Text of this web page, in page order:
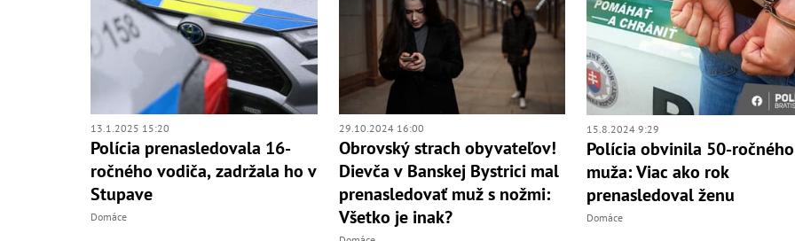
13.1.2025 15:20
Polícia prenasledovala 16-
ročného vodiča, zadržala ho v
Stupave
Domáce
29.10.2024 16:00
Obrovský strach obyvateľov!
Dievča v Banskej Bystrici mal
prenasledovať muž s nožmi:
Všetko je inak?
15.8.2024 9:29
Polícia obvinila 50-ročného
muža: Viac ako rok
prenasledoval ženu
Domáce